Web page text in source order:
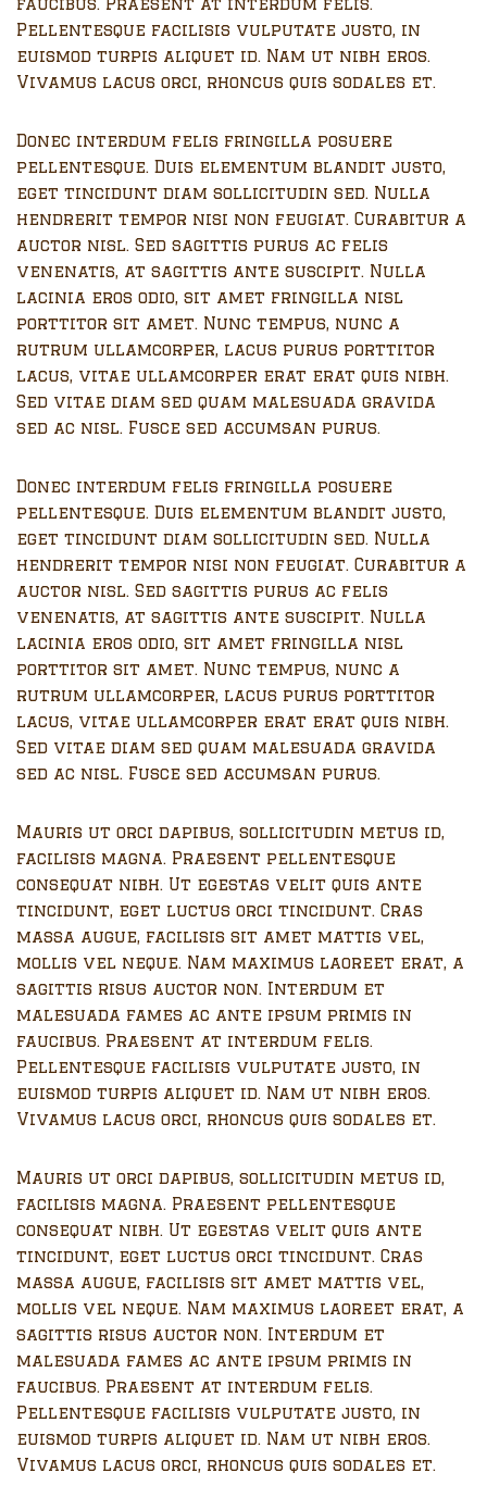
faucibus. Praesent at interdum felis.
Pellentesque facilisis vulputate justo, in
euismod turpis aliquet id. Nam ut nibh eros.
Vivamus lacus orci, rhoncus quis sodales et.
Donec interdum felis fringilla posuere
pellentesque. Duis elementum blandit justo,
eget tincidunt diam sollicitudin sed. Nulla
hendrerit tempor nisi non feugiat. Curabitur a
auctor nisl. Sed sagittis purus ac felis
venenatis, at sagittis ante suscipit. Nulla
lacinia eros odio, sit amet fringilla nisl
porttitor sit amet. Nunc tempus, nunc a
rutrum ullamcorper, lacus purus porttitor
lacus, vitae ullamcorper erat erat quis nibh.
Sed vitae diam sed quam malesuada gravida
sed ac nisl. Fusce sed accumsan purus.
Donec interdum felis fringilla posuere
pellentesque. Duis elementum blandit justo,
eget tincidunt diam sollicitudin sed. Nulla
hendrerit tempor nisi non feugiat. Curabitur a
auctor nisl. Sed sagittis purus ac felis
venenatis, at sagittis ante suscipit. Nulla
lacinia eros odio, sit amet fringilla nisl
porttitor sit amet. Nunc tempus, nunc a
rutrum ullamcorper, lacus purus porttitor
lacus, vitae ullamcorper erat erat quis nibh.
Sed vitae diam sed quam malesuada gravida
sed ac nisl. Fusce sed accumsan purus.
Mauris ut orci dapibus, sollicitudin metus id,
facilisis magna. Praesent pellentesque
consequat nibh. Ut egestas velit quis ante
tincidunt, eget luctus orci tincidunt. Cras
massa augue, facilisis sit amet mattis vel,
mollis vel neque. Nam maximus laoreet erat, a
sagittis risus auctor non. Interdum et
malesuada fames ac ante ipsum primis in
faucibus. Praesent at interdum felis.
Pellentesque facilisis vulputate justo, in
euismod turpis aliquet id. Nam ut nibh eros.
Vivamus lacus orci, rhoncus quis sodales et.
Mauris ut orci dapibus, sollicitudin metus id,
facilisis magna. Praesent pellentesque
consequat nibh. Ut egestas velit quis ante
tincidunt, eget luctus orci tincidunt. Cras
massa augue, facilisis sit amet mattis vel,
mollis vel neque. Nam maximus laoreet erat, a
sagittis risus auctor non. Interdum et
malesuada fames ac ante ipsum primis in
faucibus. Praesent at interdum felis.
Pellentesque facilisis vulputate justo, in
euismod turpis aliquet id. Nam ut nibh eros.
Vivamus lacus orci, rhoncus quis sodales et.